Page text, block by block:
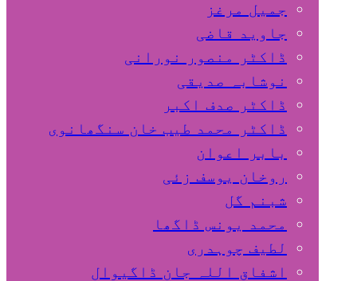
جمیل مرغز
جاوید قاضی
ڈاکٹر منصور نورانی
نوشابہ صدیقی
ڈاکٹر صدف اکبر
ڈاکٹر محمد طیب خان سنگھانوی
بابر اعوان
روخان یوسف زئی
شبنم گل
محمد یونس ڈاگھا
لطیف چوہدری
اشفاق اللہ جان ڈاگیوال